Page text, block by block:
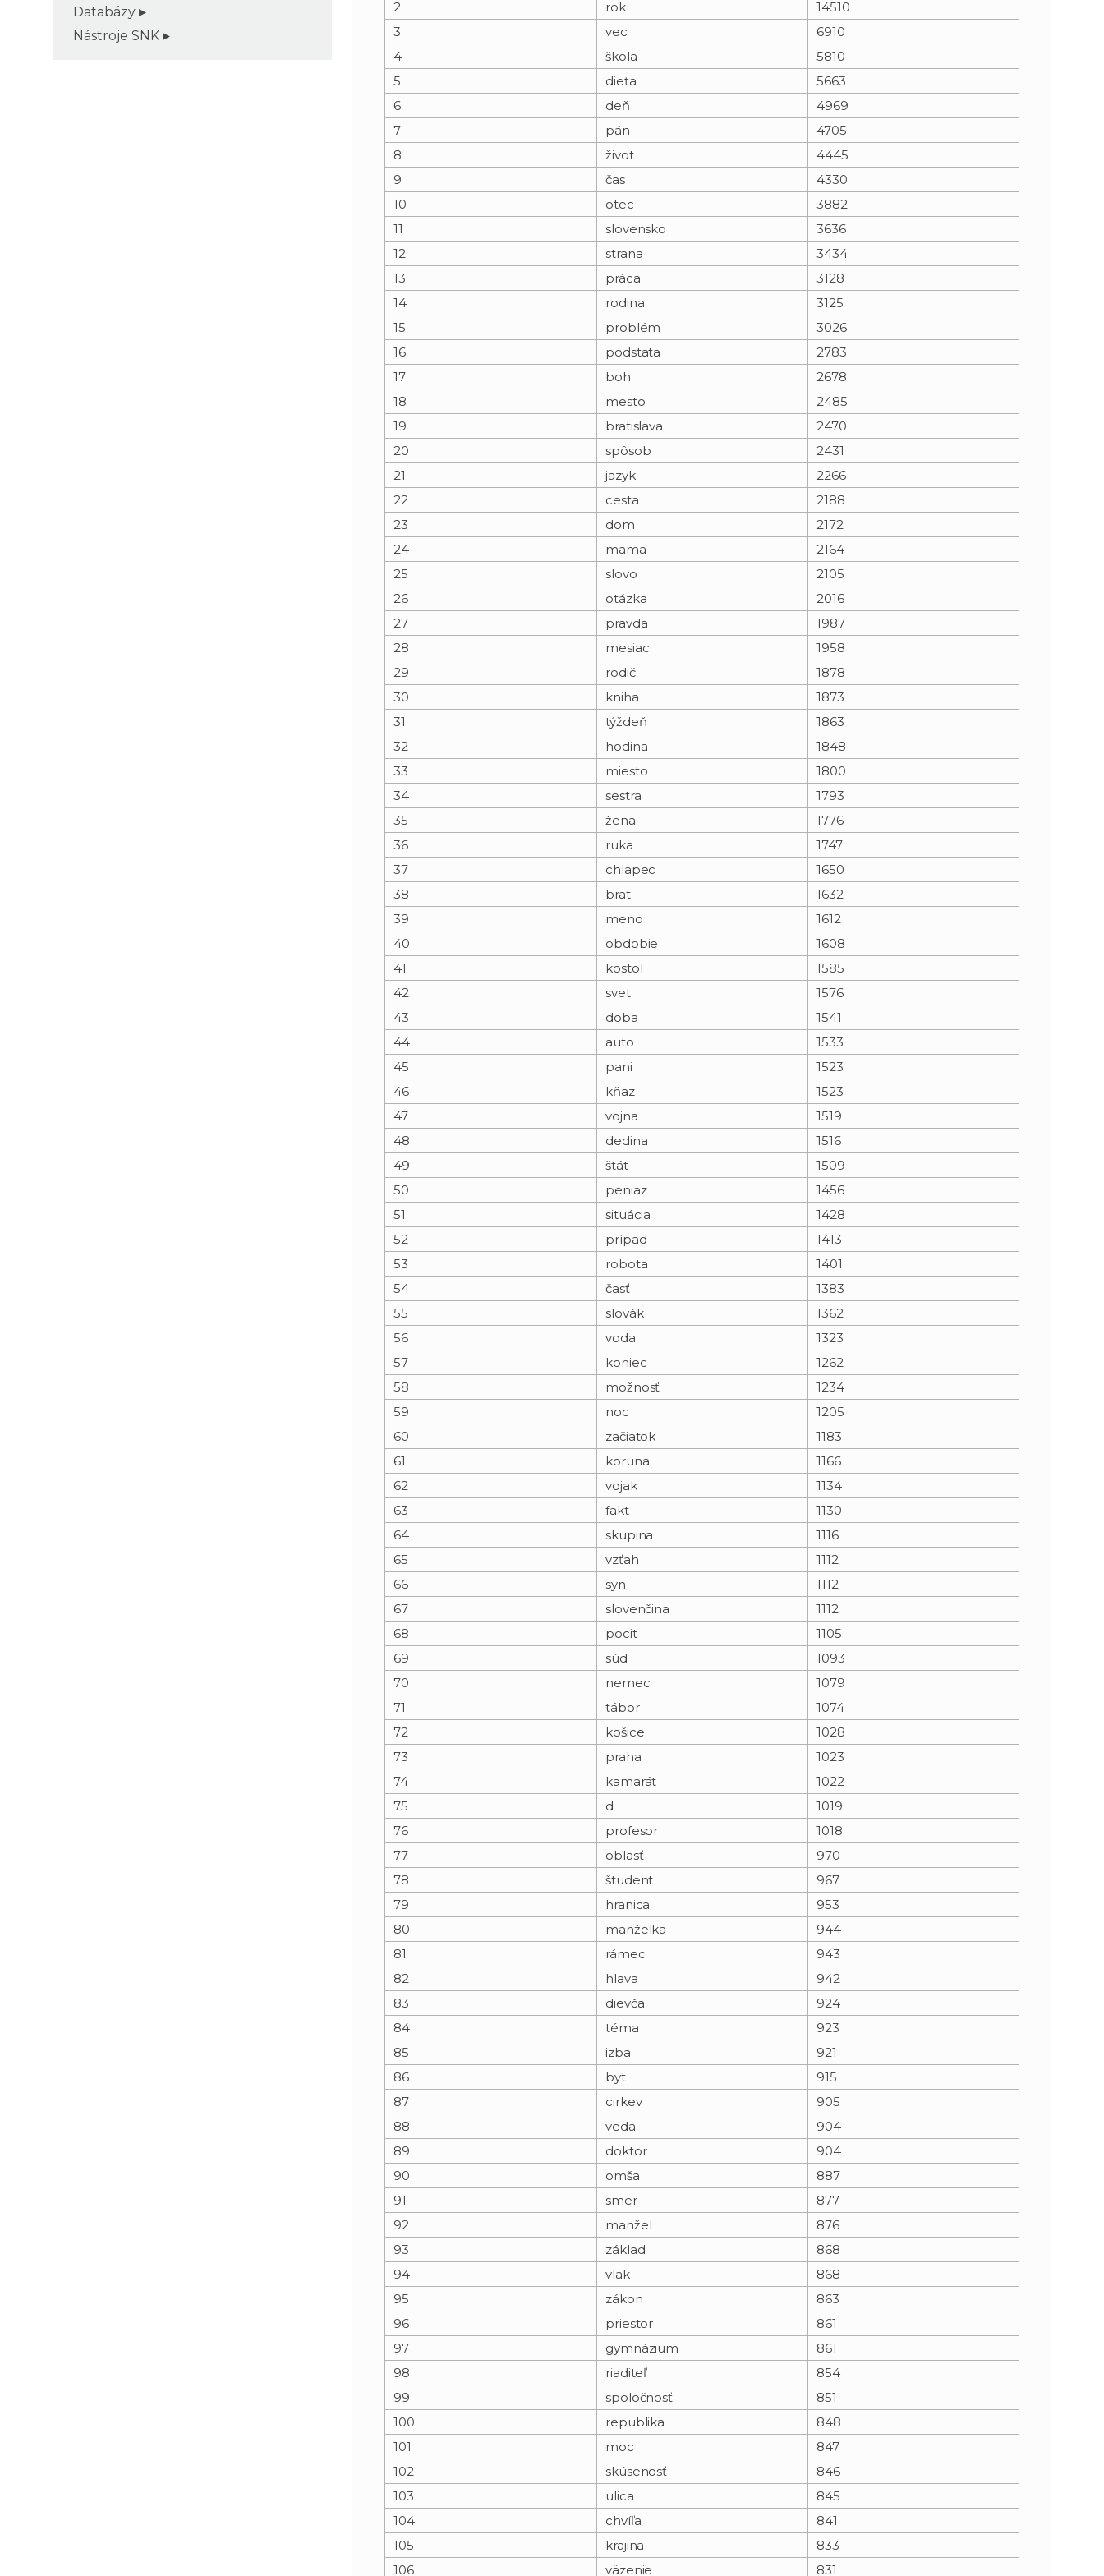
e
t
Databázy
Nástroje SNK
2
rok
14510
3
vec
6910
4
škola
5810
5
dieťa
5663
6
deň
4969
7
pán
4705
8
život
4445
9
čas
4330
10
otec
3882
11
slovensko
3636
12
strana
3434
13
práca
3128
14
rodina
3125
15
problém
3026
16
podstata
2783
17
boh
2678
18
mesto
2485
19
bratislava
2470
20
spôsob
2431
21
jazyk
2266
22
cesta
2188
23
dom
2172
24
mama
2164
25
slovo
2105
26
otázka
2016
27
pravda
1987
28
mesiac
1958
29
rodič
1878
30
kniha
1873
31
týždeň
1863
32
hodina
1848
33
miesto
1800
34
sestra
1793
35
žena
1776
36
ruka
1747
37
chlapec
1650
38
brat
1632
39
meno
1612
40
obdobie
1608
41
kostol
1585
42
svet
1576
43
doba
1541
44
auto
1533
45
pani
1523
46
kňaz
1523
47
vojna
1519
48
dedina
1516
49
štát
1509
50
peniaz
1456
51
situácia
1428
52
prípad
1413
53
robota
1401
54
časť
1383
55
slovák
1362
56
voda
1323
57
koniec
1262
58
možnosť
1234
59
noc
1205
60
začiatok
1183
61
koruna
1166
62
vojak
1134
63
fakt
1130
64
skupina
1116
65
vzťah
1112
66
syn
1112
67
slovenčina
1112
68
pocit
1105
69
súd
1093
70
nemec
1079
71
tábor
1074
72
košice
1028
73
praha
1023
74
kamarát
1022
75
d
1019
76
profesor
1018
77
oblasť
970
78
študent
967
79
hranica
953
80
manželka
944
81
rámec
943
82
hlava
942
83
dievča
924
84
téma
923
85
izba
921
86
byt
915
87
cirkev
905
88
veda
904
89
doktor
904
90
omša
887
91
smer
877
92
manžel
876
93
základ
868
94
vlak
868
95
zákon
863
96
priestor
861
97
gymnázium
861
98
riaditeľ
854
99
spoločnosť
851
100
republika
848
101
moc
847
102
skúsenosť
846
103
ulica
845
104
chvíľa
841
105
krajina
833
106
väzenie 831